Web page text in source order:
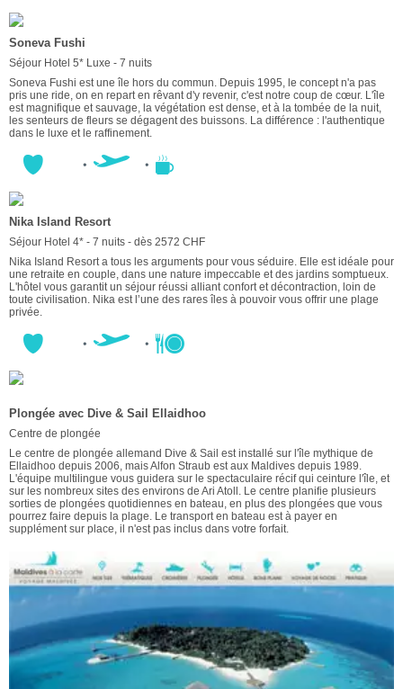
Soneva Fushi
Séjour Hotel 5* Luxe - 7 nuits
Soneva Fushi est une île hors du commun. Depuis 1995, le concept n'a pas
pris une ride, on en repart en rêvant d'y revenir, c'est notre coup de cœur. L'île
est magnifique et sauvage, la végétation est dense, et à la tombée de la nuit,
les senteurs de fleurs se dégagent des buissons. La différence : l'authentique
dans le luxe et le raffinement.
Nika Island Resort
Séjour Hotel 4* - 7 nuits - dès 2572 CHF
Nika Island Resort a tous les arguments pour vous séduire. Elle est idéale pour
une retraite en couple, dans une nature impeccable et des jardins somptueux.
L'hôtel vous garantit un séjour réussi alliant confort et décontraction, loin de
toute civilisation. Nika est l’une des rares îles à pouvoir vous offrir une plage
privée.
Plongée avec Dive & Sail Ellaidhoo
Centre de plongée
Le centre de plongée allemand Dive & Sail est installé sur l'île mythique de
Ellaidhoo depuis 2006, mais Alfon Straub est aux Maldives depuis 1989.
L'équipe multilingue vous guidera sur le spectaculaire récif qui ceinture l'île, et
sur les nombreux sites des environs de Ari Atoll. Le centre planifie plusieurs
sorties de plongées quotidiennes en bateau, en plus des plongées que vous
pourrez faire depuis la plage. Le transport en bateau est à payer en
supplément sur place, il n'est pas inclus dans votre forfait.